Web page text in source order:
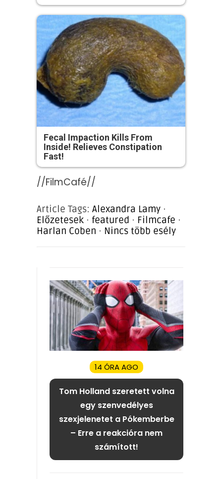
Fecal Impaction Kills From
Inside! Relieves Constipation
Fast!
//FilmCafé//
Article Tags: Alexandra Lamy ·
Előzetesek · featured · Filmcafe ·
Harlan Coben · Nincs több esély
14 ÓRA AGO
Tom Holland szeretett volna
egy szenvedélyes
szexjelenetet a Pókemberbe
– Erre a reakcióra nem
számított!